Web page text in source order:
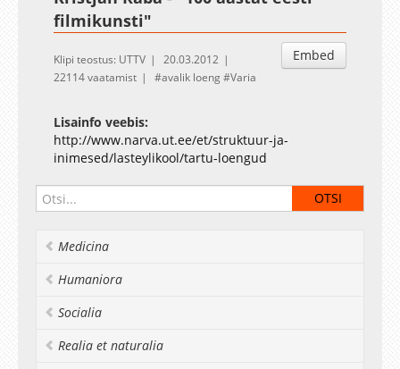
filmikunsti"
Embed
Klipi teostus: UTTV
20.03.2012
22114 vaatamist
avalik loeng Varia
Lisainfo veebis:
http://www.narva.ut.ee/et/struktuur-ja-
inimesed/lasteylikool/tartu-loengud
Medicina
Humaniora
Socialia
Realia et naturalia